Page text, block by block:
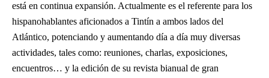
está en continua expansión. Actualmente es el referente para los
hispanohablantes aficionados a Tintín a ambos lados del
Atlántico, potenciando y aumentando día a día muy diversas
actividades, tales como: reuniones, charlas, exposiciones,
encuentros… y la edición de su revista bianual de gran